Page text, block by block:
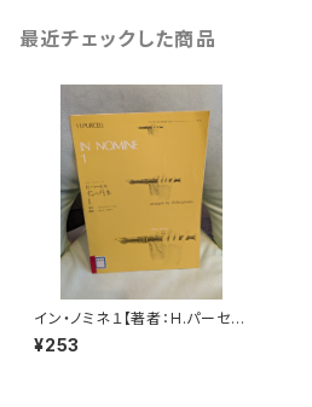
最近チェックした商品
イン・ノミネ１【著者：H.パーセ
ル】出版社：全音楽譜出版社 1
968年
¥253